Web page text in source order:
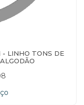
- LINHO TONS DE